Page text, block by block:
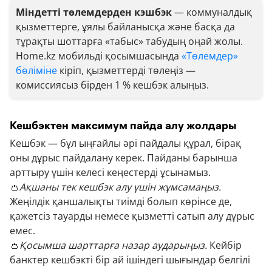
Міндетті төлемдерден кэшбэк— коммуналдық
қызметтерге, ұялы байланысқа және басқа да
тұрақты шоттарға «табыс» табудың оңай жолы.
Home.kz мобильді қосымшасында «Төлемдер»
бөліміне кіріп, қызметтерді төлеңіз —
комиссиясыз бірден 1 % кешбэк алыңыз.
Кешбэктен максимум пайда алу жолдары
Кешбэк — бұл ыңғайлы әрі пайдалы құрал, бірақ
оны дұрыс пайдалану керек. Пайданы барынша
арттыру үшін келесі кеңестерді ұсынамыз.
👛Ақшаны тек кешбэк алу үшін жұмсамаңыз.
Жеңілдік қаншалықты тиімді болып көрінсе де,
қажетсіз тауарды немесе қызметті сатып алу дұрыс
емес.
👛Қосымша шарттарға назар аударыңыз. Кейбір
банктер кешбэкті бір ай ішіндегі шығындар белгілі